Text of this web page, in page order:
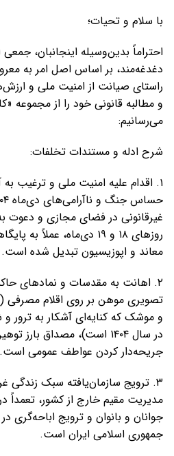
با سلام و تحیات؛
احتراماً بدین‌وسیله اینجانبان،
دغدغه‌مند، بر اساس اصل امر به
راستای صیانت از امنیت ملی و
و مطالبه قانونی خود را از مجموعه
می‌رسانیم:
شرح ادله و مستندات تخلفات:
۱. اقدام علیه امنیت ملی و ترغیب
غیرقانونی در فضای مجازی و دعوت
روزهای ۱۸ و ۱۹ دی‌ماه،
معاند و اپوزیسیون تبدیل شده است.
۲. اهانت به مقدسات و نمادهای
تصویری موهن بر روی اقلام
و موشک که کنایه‌ای آشکار به ترور
در سال ۱۴۰۴ است)، مصداق
جریحه‌دار کردن عواطف عمومی است.
۳. ترویج سازمان‌یافته سبک زندگی
مدیریت مقیم خارج از کشور، تعمداً
جوانان و بانوان و ترویج اباحه‌گری
جمهوری اسلامی ایران است.